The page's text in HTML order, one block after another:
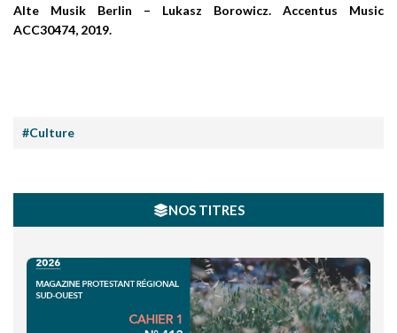
Alte Musik Berlin – Lukasz Borowicz. Accentus Music
ACC30474, 2019.
#Culture
NOS TITRES